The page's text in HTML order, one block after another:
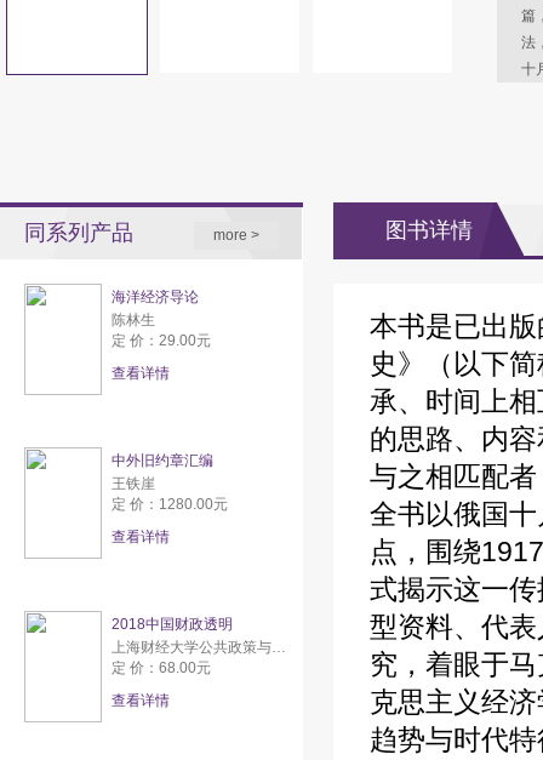
篇
法
十
同系列产品 more >
海洋经济导论
陈林生
定 价：29.00元
查看详情
中外旧约章汇编
王铁崖
定 价：1280.00元
查看详情
2018中国财政透明
上海财经大学公共政策与研究中心
定 价：68.00元
查看详情
图书详情
本书是已出
史》（以下
承、时间上
的思路、内
与之相匹配
全书以俄国
点，围绕
式揭示这一
型资料、代
究，着眼于
克思主义经
趋势与时代